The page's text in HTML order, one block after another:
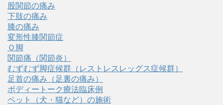
股関節の痛み
下肢の痛み
膝の痛み
変形性膝関節症
Ｏ脚
関節痛（関節炎）
むずむず脚症候群（レストレスレッグス症候群）
足首の痛み（足裏の痛み）
ボディートーク療法臨床例
ペット（犬・猫など）の施術